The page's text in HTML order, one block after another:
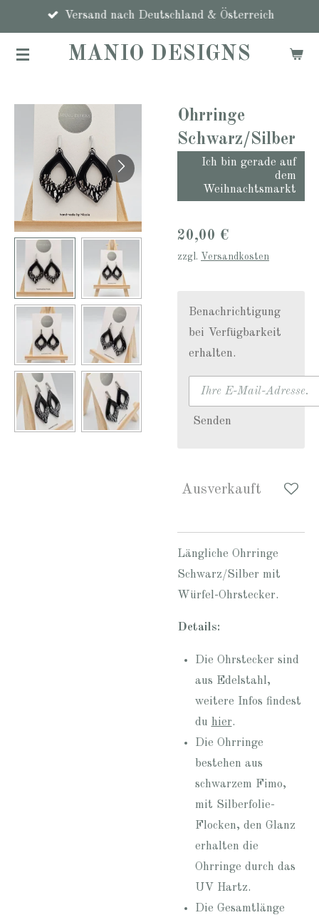
Hauptinhalt
springen
MANIO DESIGNS
Versand nach Deutschland & Österreich
Ohrringe
Schwarz/Silber
Ich bin gerade auf
dem
Weihnachtsmarkt
20,00 €
zzgl. Versandkosten
Benachrichtigung
bei Verfügbarkeit
erhalten.
Senden
Ausverkauft
Längliche Ohrringe
Schwarz/Silber mit
Würfel-Ohrstecker.
Details:
Die Ohrstecker sind
aus Edelstahl,
weitere Infos findest
du hier.
Die Ohrringe
bestehen aus
schwarzem Fimo,
mit Silberfolie-
Flocken, den Glanz
erhalten die
Ohrringe durch das
UV Hartz.
Die Gesamtlänge